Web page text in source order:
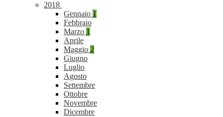
2018
Gennaio 1
Febbraio
Marzo 1
Aprile
Maggio 2
Giugno
Luglio
Agosto
Settembre
Ottobre
Novembre
Dicembre